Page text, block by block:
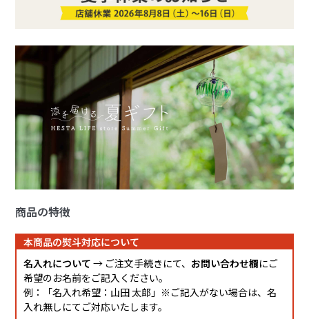
商品の特徴
本商品の熨斗対応について
名入れについて → ご注文手続きにて、 お問い合わせ欄にご
希望のお名前をご記入ください。
例：「名入れ希望：山田 太郎」※ご記入がない場合は、名
入れ無しにてご対応いたします。